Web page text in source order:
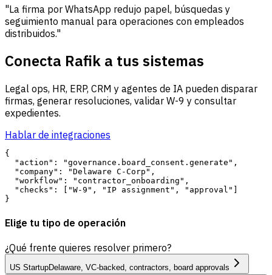
"La firma por WhatsApp redujo papel, búsquedas y
seguimiento manual para operaciones con empleados
distribuidos."
Conecta Rafik a tus sistemas
Legal ops, HR, ERP, CRM y agentes de IA pueden disparar
firmas, generar resoluciones, validar W-9 y consultar
expedientes.
Hablar de integraciones
{
  "action": "governance.board_consent.generate",
  "company": "Delaware C-Corp",
  "workflow": "contractor_onboarding",
  "checks": ["W-9", "IP assignment", "approval"]
Elige tu tipo de operación
¿Qué frente quieres resolver primero?
US StartupDelaware, VC-backed, contractors, board approvals